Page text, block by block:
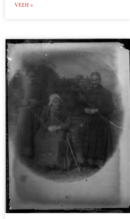
VEDI »